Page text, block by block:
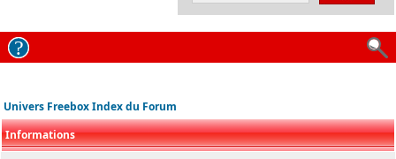
Univers Freebox Index du Forum
Informations